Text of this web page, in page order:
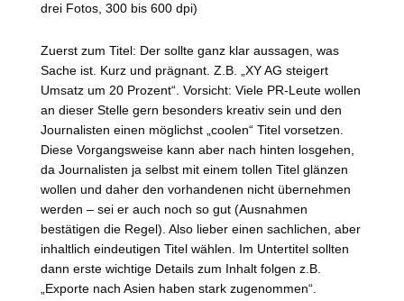
drei Fotos, 300 bis 600 dpi)
Zuerst zum Titel: Der sollte ganz klar aussagen, was
Sache ist. Kurz und prägnant. Z.B. „XY AG steigert
Umsatz um 20 Prozent“. Vorsicht: Viele PR-Leute wollen
an dieser Stelle gern besonders kreativ sein und den
Journalisten einen möglichst „coolen“ Titel vorsetzen.
Diese Vorgangsweise kann aber nach hinten losgehen,
da Journalisten ja selbst mit einem tollen Titel glänzen
wollen und daher den vorhandenen nicht übernehmen
werden – sei er auch noch so gut (Ausnahmen
bestätigen die Regel). Also lieber einen sachlichen, aber
inhaltlich eindeutigen Titel wählen. Im Untertitel sollten
dann erste wichtige Details zum Inhalt folgen z.B.
„Exporte nach Asien haben stark zugenommen“.